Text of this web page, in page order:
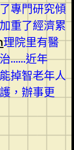
專門研究傾
重了經濟累
理院里有醫
……近年
掉智老年人
，辦事更